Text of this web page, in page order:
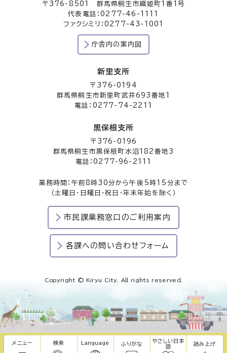
メニュー 検索 Language ふりがな
やさしい日本
語
読み上げ
〒376-8501 群馬県桐生市織姫町1番1号
代表電話：0277-46-1111
ファクシミリ：0277-43-1001
庁舎内の案内図
新里支所
〒376-0194
群馬県桐生市新里町武井693番地1
電話：0277-74-2211
黒保根支所
〒376-0196
群馬県桐生市黒保根町水沼182番地3
電話：0277-96-2111
業務時間：午前8時30分から午後5時15分まで
（土曜日・日曜日・祝日・年末年始を除く）
市民課業務窓口のご利用案内
各課への問い合わせフォーム
Copyright © Kiryu City. All rights reserved.